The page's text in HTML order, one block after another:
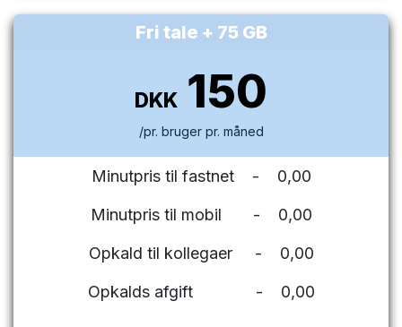
Fri tale + 75 GB
DKK 150
/pr. bruger pr. måned
Minutpris til fastnet - 0,00
Minutpris til mobil - 0,00
Opkald til kollegaer - 0,00
Opkalds afgift - 0,00